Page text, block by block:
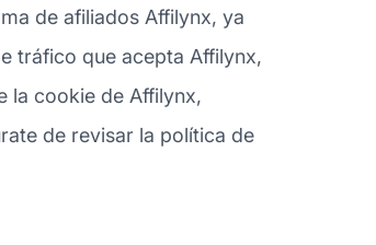
de afiliados Affilynx, ya
tráfico que acepta Affilynx,
la cookie de Affilynx,
de revisar la política de